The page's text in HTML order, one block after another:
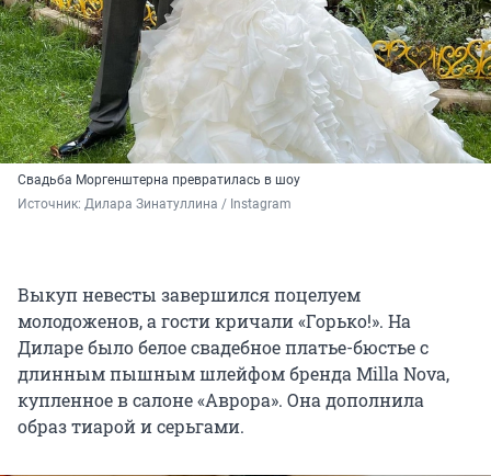
Свадьба Моргенштерна превратилась в шоу
Источник: Дилара Зинатуллина / Instagram
Выкуп невесты завершился поцелуем
молодоженов, а гости кричали «Горько!». На
Диларе было белое свадебное платье-бюстье с
длинным пышным шлейфом бренда Milla Nova,
купленное в салоне «Аврора». Она дополнила
образ тиарой и серьгами.